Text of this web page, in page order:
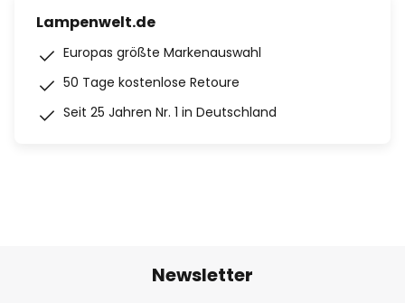
Lampenwelt.de
Europas größte Markenauswahl
50 Tage kostenlose Retoure
Seit 25 Jahren Nr. 1 in Deutschland
Newsletter